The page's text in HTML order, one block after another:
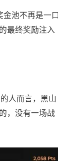
池不再是一
最终奖励注入
人而言，黑山
，没有一场战